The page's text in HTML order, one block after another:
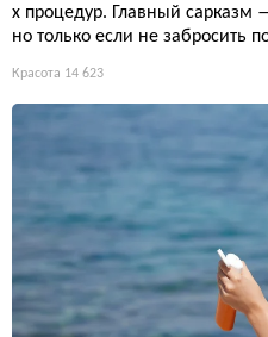
х процедур. Главный сарказм
но только если не забросить
Красота 14 623